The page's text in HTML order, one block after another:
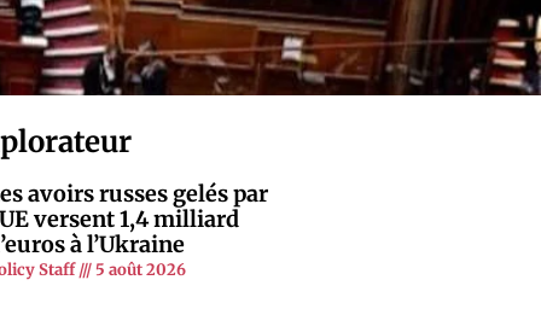
avoirs russes gelés par
versent 1,4 milliard
à l’Ukraine
Staff 5 août 2026